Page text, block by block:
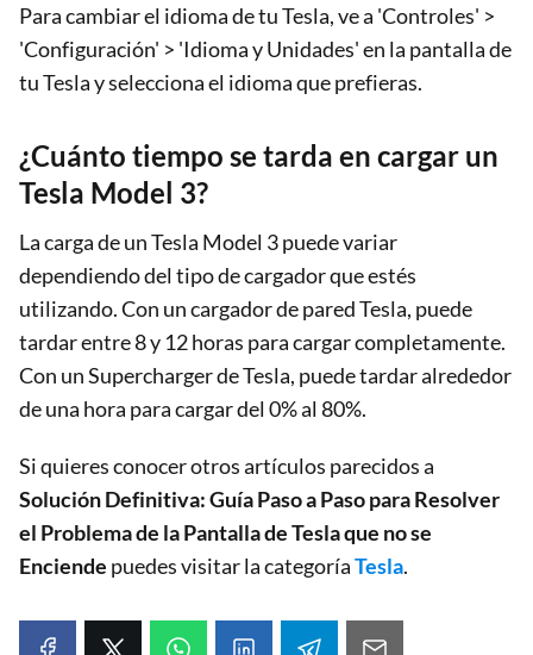
Para cambiar el idioma de tu Tesla, ve a 'Controles' >
'Configuración' > 'Idioma y Unidades' en la pantalla de
tu Tesla y selecciona el idioma que prefieras.
¿Cuánto tiempo se tarda en cargar un
Tesla Model 3?
La carga de un Tesla Model 3 puede variar
dependiendo del tipo de cargador que estés
utilizando. Con un cargador de pared Tesla, puede
tardar entre 8 y 12 horas para cargar completamente.
Con un Supercharger de Tesla, puede tardar alrededor
de una hora para cargar del 0% al 80%.
Si quieres conocer otros artículos parecidos a
Solución Definitiva: Guía Paso a Paso para Resolver
el Problema de la Pantalla de Tesla que no se
Enciende puedes visitar la categoríaTesla.